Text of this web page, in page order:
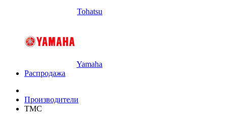
Tohatsu
Yamaha
Распродажа
Производители
TMC